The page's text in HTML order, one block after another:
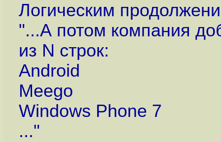
Логическим
"...А потом компания
из N строк:
Android
Meego
Windows Phone 7
..."